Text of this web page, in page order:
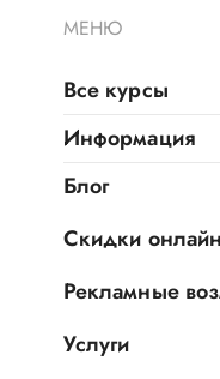
МЕНЮ
Все курсы
Информация
Блог
Скидки
Рекламные
Услуги